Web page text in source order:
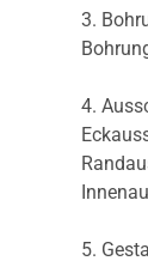
3.
4.
5.